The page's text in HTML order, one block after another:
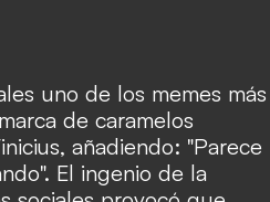
uno de los memes más
de caramelos
añadiendo: "Parece
El ingenio de la